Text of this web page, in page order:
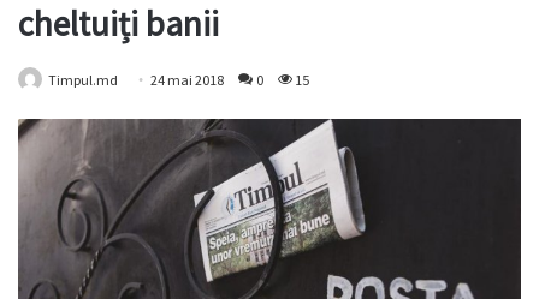
cheltuiți banii
Timpul.md 24 mai 2018 0 15